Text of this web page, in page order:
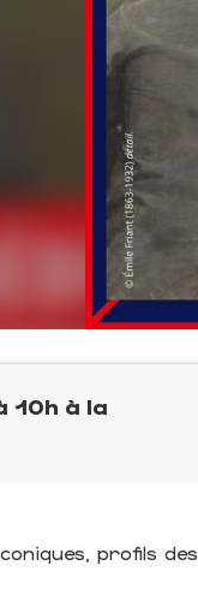
10h à la
profils des